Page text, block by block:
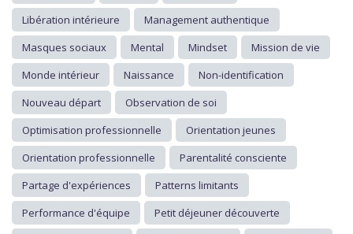
Libération intérieure
Management authentique
Masques sociaux
Mental Mindset
Mission de vie
Monde intérieur
Naissance
Non-identification
Nouveau départ
Observation de soi
Optimisation professionnelle
Orientation jeunes
Orientation professionnelle
Parentalité consciente
Partage d'expériences
Patterns limitants
Performance d'équipe
Petit déjeuner découverte